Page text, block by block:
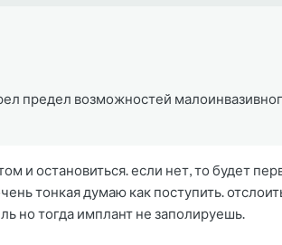
предел возможностей
и остановиться. если нет, то будет
тонкая думаю как поступить.
но тогда имплант не заполируешь.